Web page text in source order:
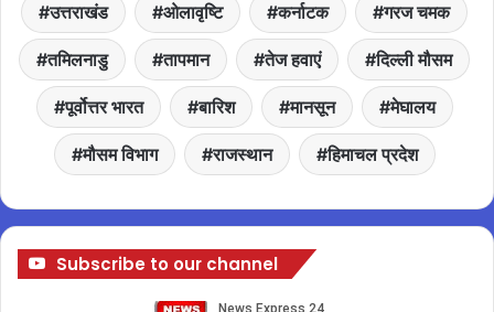
उत्तराखंड ओलावृष्टि कर्नाटक गरज चमक
तमिलनाडु तापमान तेज हवाएं दिल्ली मौसम
पूर्वोत्तर भारत बारिश मानसून मेघालय
मौसम विभाग राजस्थान हिमाचल प्रदेश
Subscribe to our channel